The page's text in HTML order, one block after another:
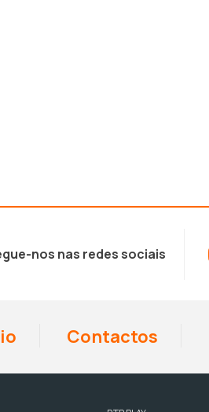
nos nas redes sociais
Contactos